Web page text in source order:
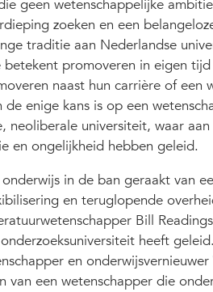
geen wetenschappelijke
zoeken en een
traditie aan Nederlandse
promoveren in eigen
naast hun carrière of een
enige kans is op een
universiteit, waar
en ongelijkheid hebben geleid.
in de ban geraakt van
en teruglopende
Bill
heeft
en
van een wetenschapper die